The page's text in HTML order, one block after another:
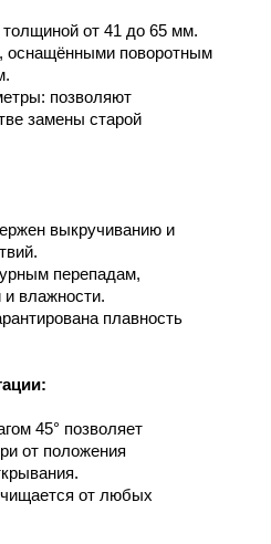
от 41 до 65 мм.
оснащёнными поворотным
позволяют
замены старой
выкручиванию и
перепадам,
влажности.
плавность
45° позволяет
от положения
от любых